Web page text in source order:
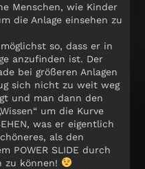
Menschen, wie Kinder
die Anlage einsehen zu
so, dass er in
anzufinden ist. Der
bei größeren Anlagen
sich nicht zu weit weg
und man dann den
um die Kurve
was er eigentlich
als den
POWER SLIDE durch
zu können!